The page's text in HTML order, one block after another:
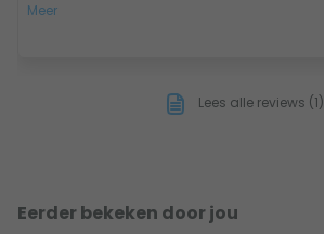
Meer
Lees alle reviews (1)
Eerder bekeken door jou